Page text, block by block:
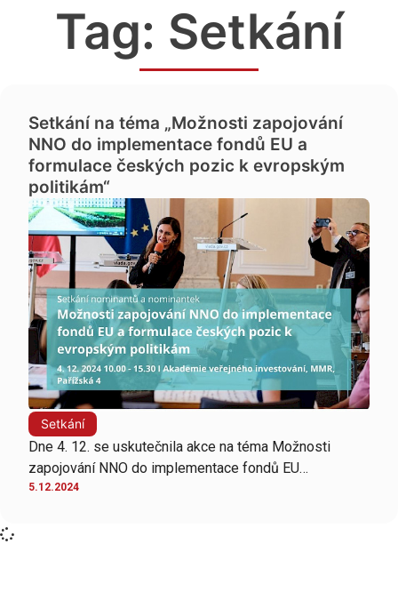
Tag: Setkání
Setkání na téma „Možnosti zapojování
NNO do implementace fondů EU a
formulace českých pozic k evropským
politikám“
Setkání
Dne 4. 12. se uskutečnila akce na téma Možnosti
zapojování NNO do implementace fondů EU…
5.12.2024